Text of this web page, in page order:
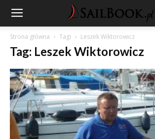
Strona główna Tagi Leszek Wiktorowicz
Tag: Leszek Wiktorowicz